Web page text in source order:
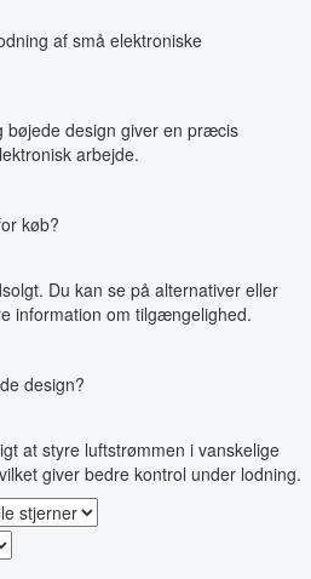
af små elektroniske
bøjede design giver en præcis
arbejde.
køb?
Du kan se på alternativer eller
information om tilgængelighed.
design?
at styre luftstrømmen i vanskelige
giver bedre kontrol under lodning.